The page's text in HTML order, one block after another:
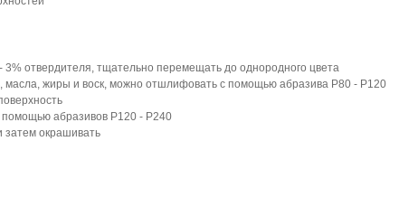
отвердителя, тщательно перемещать до однородного цвета
масла, жиры и воск, можно отшлифовать с помощью абразива P80 - P120
абразивов P120 - P240
затем окрашивать